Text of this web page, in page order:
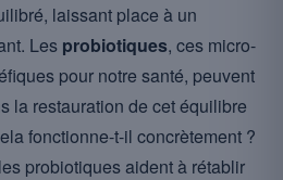
laissant place à un
Les probiotiques, ces micro-
pour notre santé, peuvent
la restauration de cet équilibre
fonctionne-t-il concrètement ?
probiotiques aident à rétablir